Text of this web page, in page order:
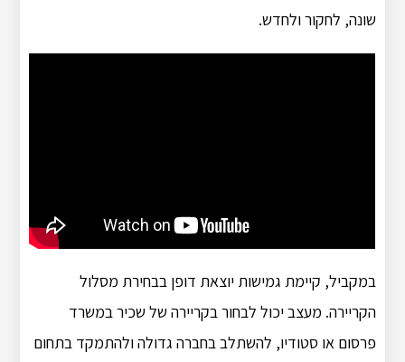
שונה, לחקור ולחדש.
במקביל, קיימת גמישות יוצאת דופן בבחירת מסלול
הקריירה. מעצב יכול לבחור בקריירה של שכיר במשרד
פרסום או סטודיו, להשתלב בחברה גדולה ולהתמקד בתחום